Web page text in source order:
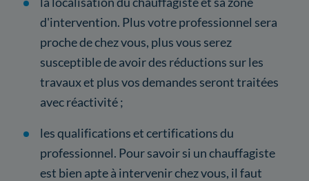
d'intervention. Plus votre professionnel sera
proche de chez vous, plus vous serez
susceptible de avoir des réductions sur les
travaux et plus vos demandes seront traitées
avec réactivité ;
les qualifications et certifications du
professionnel. Pour savoir si un chauffagiste
est bien apte à intervenir chez vous, il faut